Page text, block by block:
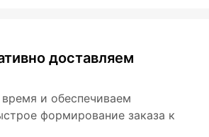
доставляем
и обеспечиваем
формирование заказа к